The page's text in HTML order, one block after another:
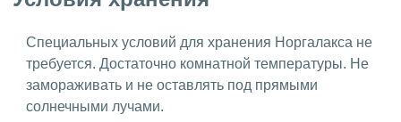
Специальных условий для хранения Норгалакса не
требуется. Достаточно комнатной температуры. Не
замораживать и не оставлять под прямыми
солнечными лучами.